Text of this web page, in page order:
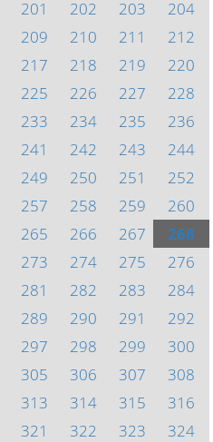
201 202 203
204
209 210 211
212
217 218 219
220
225 226 227
228
233 234 235
236
241 242 243
244
249 250 251
252
257 258 259
260
265 266 267
268
273 274 275
276
281 282 283
284
289 290 291
292
297 298 299
300
305 306 307
308
313 314 315
316
321 322 323
324